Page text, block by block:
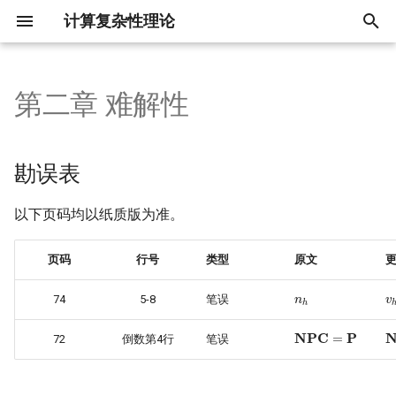
计算复杂性理论
入
以
始
搜
健忘图灵机构造
固定大小扩张图构造
第二章 难解性
勘误表
以下页码均以纸质版为准。
页码 行号 类型 原文
74 5-8 笔误
nh v
72 倒数第4行 笔误
NPC